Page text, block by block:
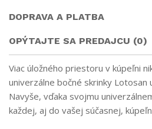
DOPRAVA A PLATBA
OPÝTAJTE SA PREDAJCU (0)
Viac úložného priestoru v kúpeľni
univerzálne bočné skrinky Lotosan
Navyše, vďaka svojmu
každej, aj do vašej súčasnej,